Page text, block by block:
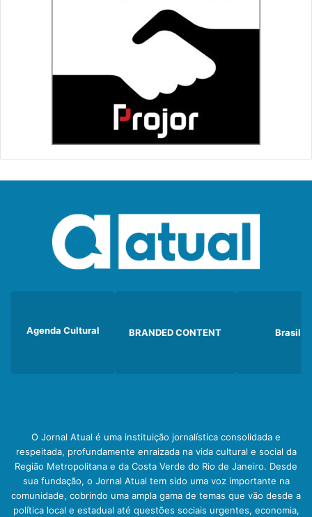
Agenda Cultural BRANDED CONTENT Brasil
O Jornal Atual é uma instituição jornalística consolidada e
respeitada, profundamente enraizada na vida cultural e social da
Região Metropolitana e da Costa Verde do Rio de Janeiro. Desde
sua fundação, o Jornal Atual tem sido uma voz importante na
comunidade, cobrindo uma ampla gama de temas que vão desde a
política local e estadual até questões sociais urgentes, economia,